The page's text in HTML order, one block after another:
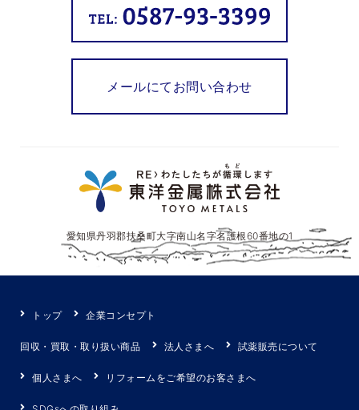
メールにてお問い合わせ
愛知県丹羽郡扶桑町大字南山名字名護根60番地の1
トップ 企業コンセプト
回収・買取・取り扱い商品 法人さまへ 試薬販売について
個人さまへ リフォームをご希望のお客さまへ